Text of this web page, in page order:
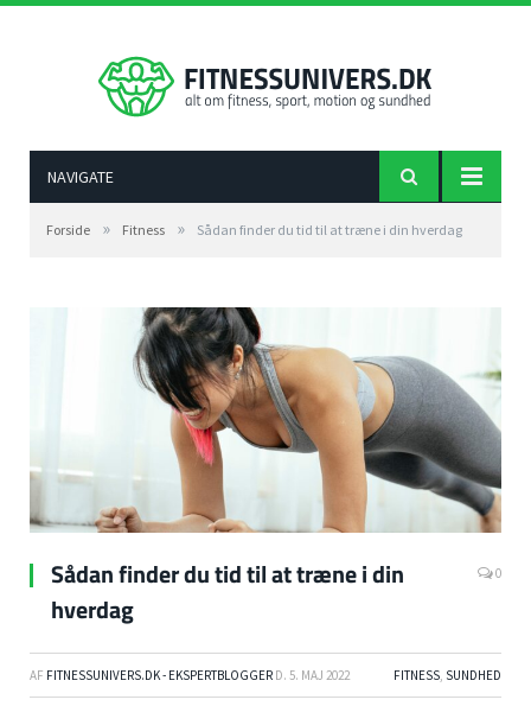
NAVIGATE
Forside » Fitness » Sådan finder du tid til at træne i din hverdag
Sådan finder du tid til at træne i din
hverdag
0
AF FITNESSUNIVERS.DK - EKSPERTBLOGGER D. 5. MAJ 2022 FITNESS, SUNDHED